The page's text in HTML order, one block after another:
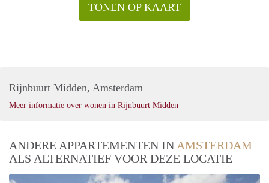
TONEN OP KAART
Rijnbuurt Midden, Amsterdam
Meer informatie over wonen in Rijnbuurt Midden
ANDERE APPARTEMENTEN IN AMSTERDAM
ALS ALTERNATIEF VOOR DEZE LOCATIE